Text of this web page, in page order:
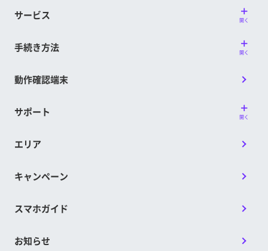
サービス 開く
手続き方法 開く
動作確認端末
サポート 開く
エリア
キャンペーン
スマホガイド
お知らせ